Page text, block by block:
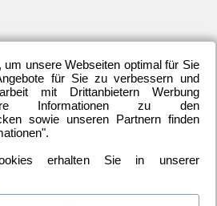
(23) Blauer Montag(22)
(17) DFB-Pokal(62)
(22) Hertha BSC Berlin(699)
UEFA-Cup(12)
unsere Webseiten optimal für Sie
für Sie zu verbessern und
mit Drittanbietern Werbung
Informationen zu den
sowie unseren Partnern finden
erhalten Sie in unserer